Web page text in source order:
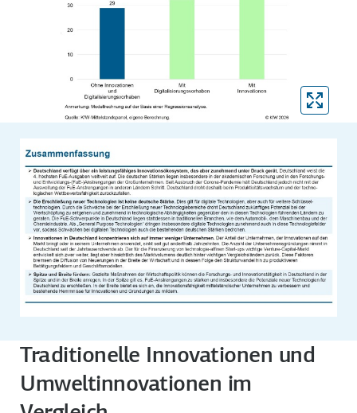
Traditionelle Innovationen und
Umweltinnovationen im